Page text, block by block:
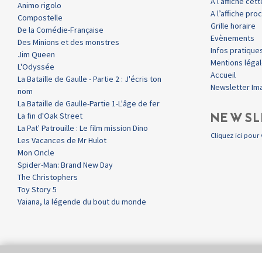
Animo rigolo
Compostelle
De la Comédie-Française
Des Minions et des monstres
Jim Queen
L'Odyssée
La Bataille de Gaulle - Partie 2 : J'écris ton
nom
La Bataille de Gaulle-Partie 1-L'âge de fer
La fin d'Oak Street
La Pat' Patrouille : Le film mission Dino
Les Vacances de Mr Hulot
Mon Oncle
Spider-Man: Brand New Day
The Christophers
Toy Story 5
Vaiana, la légende du bout du monde
A l’affiche
Grille horaire
Evènements
Infos
Mentions
Accueil
Newsletter
Cliquez ici pour